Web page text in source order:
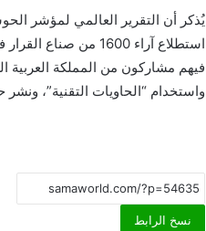
يُذكر أن التقرير العالمي لمؤشر
استطلاع آراء 1600
فيهم مشاركون من المملكة العربية
واستخدام “الحاويات التقنية”،
نسخ الرابط